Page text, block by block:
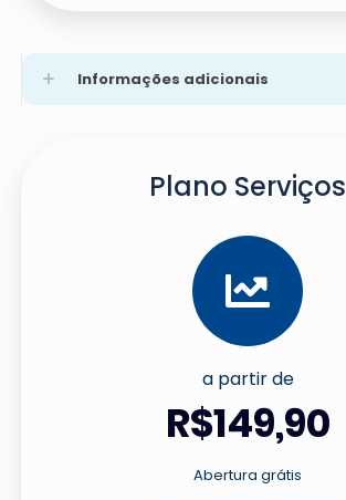
Informações adicionais
Plano Serviços
a partir de
R$149,90
Abertura grátis